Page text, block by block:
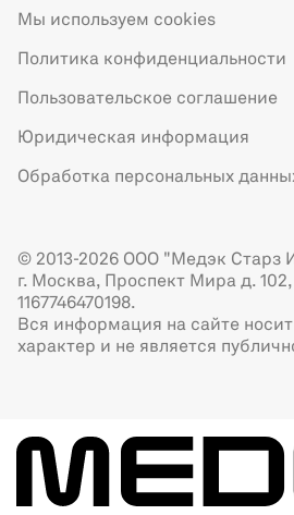
Мы используем cookies
Политика конфиденциальности
Пользовательское соглашение
Юридическая информация
Обработка персональных
© 2013-2026 ООО "Медэк Старз
г. Москва, Проспект Мира д.
1167746470198.
Вся информация на сайте
характер и не является